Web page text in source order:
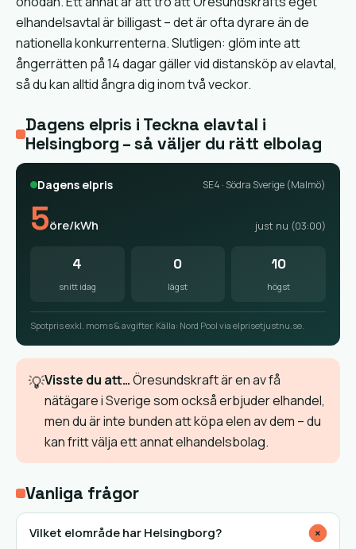
elhandelsavtal är billigast – det är ofta dyrare än de
nationella konkurrenterna. Slutligen: glöm inte att
ångerrätten på 14 dagar gäller vid distansköp av elavtal,
så du kan alltid ångra dig inom två veckor.
Dagens elpris i Teckna elavtal i
Helsingborg – så väljer du rätt elbolag
Dagens elpris SE4 · Södra Sverige (Malmö)
5öre/kWh just nu (03:00)
4
snitt idag
0
lägst
10
högst
Spotpris exkl. moms & avgifter. Källa: Nord Pool via elprisetjustnu.se.
💡Visste du att…Öresundskraft är en av få
nätägare i Sverige som också erbjuder elhandel,
men du är inte bunden att köpa elen av dem – du
kan fritt välja ett annat elhandelsbolag.
Vanliga frågor
Vilket elområde har Helsingborg? +